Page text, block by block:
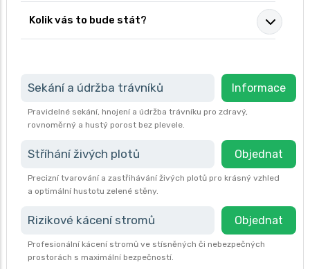
Kolik vás to bude stát?
Sekání a údržba trávníků Informace
Pravidelné sekání, hnojení a údržba trávníku pro zdravý,
rovnoměrný a hustý porost bez plevele.
Stříhání živých plotů Objednat
Precizní tvarování a zastřihávání živých plotů pro krásný vzhled
a optimální hustotu zelené stěny.
Rizikové kácení stromů Objednat
Profesionální kácení stromů ve stísněných či nebezpečných
prostorách s maximální bezpečností.